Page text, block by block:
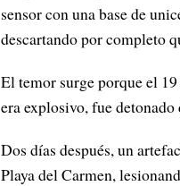
sensor con una base de
descartando por completo
El temor surge porque el
era explosivo, fue
Dos días después, un
Playa del Carmen,